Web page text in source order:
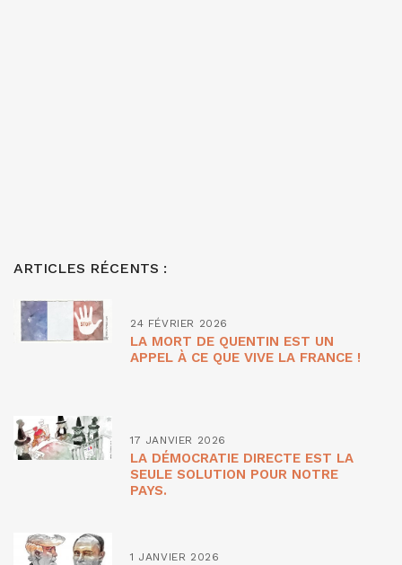
ARTICLES RÉCENTS :
24 FÉVRIER 2026
LA MORT DE QUENTIN EST UN
APPEL À CE QUE VIVE LA FRANCE !
17 JANVIER 2026
LA DÉMOCRATIE DIRECTE EST LA
SEULE SOLUTION POUR NOTRE
PAYS.
1 JANVIER 2026